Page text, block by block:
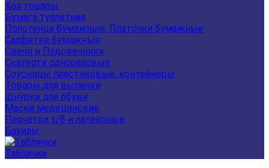
Хоз товары
Бумага туалетная
Полотенца бумажные, Платочки бумажные
Салфетки бумажные
Свечи и Подсвечники
Скатерти одноразовые
Соусницы пластиковые, контейнеры
Товары для выпечки
Шнурки для обуви
Маски медецинские
Перчатки х/б и латексные
Бахилы
Таблички